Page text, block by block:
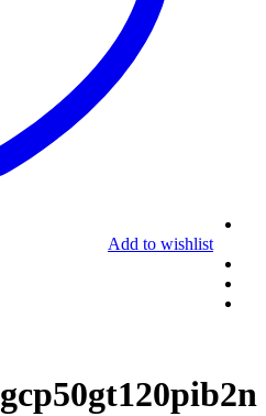
Add to wishlist
gcp50gt120pib2n